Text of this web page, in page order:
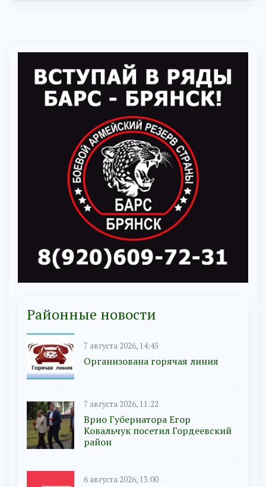
Районные новости
7 августа 2026, 14:45
Организована горячая линия
7 августа 2026, 11:22
Врио Губернатора Егор
Ковальчук посетил Гордеевский
район
6 августа 2026, 13:00